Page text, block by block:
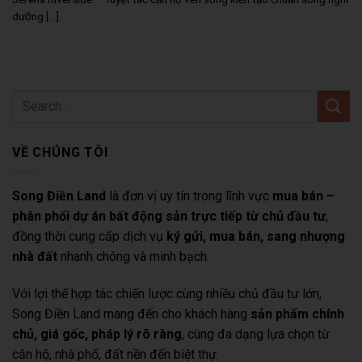
dưỡng [...]
VỀ CHÚNG TÔI
Song Điền Land là đơn vị uy tín trong lĩnh vực mua bán –
phân phối dự án bất động sản trực tiếp từ chủ đầu tư,
đồng thời cung cấp dịch vụ ký gửi, mua bán, sang nhượng
nhà đất nhanh chóng và minh bạch.
Với lợi thế hợp tác chiến lược cùng nhiều chủ đầu tư lớn,
Song Điền Land mang đến cho khách hàng sản phẩm chính
chủ, giá gốc, pháp lý rõ ràng, cùng đa dạng lựa chọn từ
căn hộ, nhà phố, đất nền đến biệt thự.